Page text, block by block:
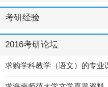
考研经验
2016考研论坛
求购学科教学（语文）的专业